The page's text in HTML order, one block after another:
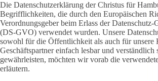
Die Datenschutzerklärung der Christus für
Begrifflichkeiten, die durch den Europäischen
Verordnungsgeber beim Erlass der
(DS-GVO) verwendet wurden. Unsere
sowohl für die Öffentlichkeit als auch für unsere
Geschäftspartner einfach lesbar und verständlich
gewährleisten, möchten wir vorab die
erläutern.